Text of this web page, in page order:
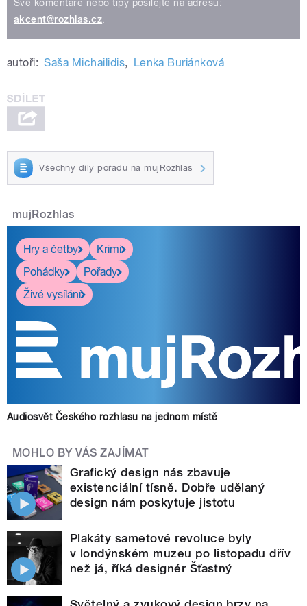
Své komentáře nebo tipy posílejte na adresu:
akcent@rozhlas.cz
autoři: Saša Michailidis, Lenka Buriánková
Všechny díly pořadu na mujRozhlas
mujRozhlas
Hry a četby
Krimi
Pohádky
Pořady
Živé vysílání
Audiosvět Českého rozhlasu na jednom místě
MOHLO BY VÁS ZAJÍMAT
Grafický design nás zbavuje
existenciální tísně. Dobře udělaný
design nám poskytuje jistotu
Plakáty sametové revoluce byly
v londýnském muzeu po listopadu dřív
než já, říká designér Šťastný